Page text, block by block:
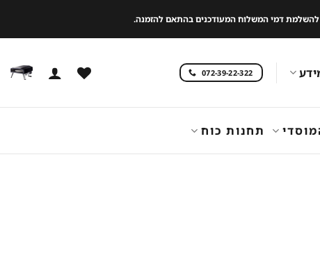
להשלמת דמי המשלוח המעודכנים בהתאם להזמנה.
072-39-22-322
תחנות כוח